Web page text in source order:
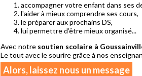
accompagner votre enfant dans ses
l'aider à mieux comprendre ses cours,
le préparer aux prochains DS,
lui permettre d’être mieux organisé...
Avec notre soutien scolaire à
Le tout avec le sourire grâce à nos
Alors, laissez nous un message